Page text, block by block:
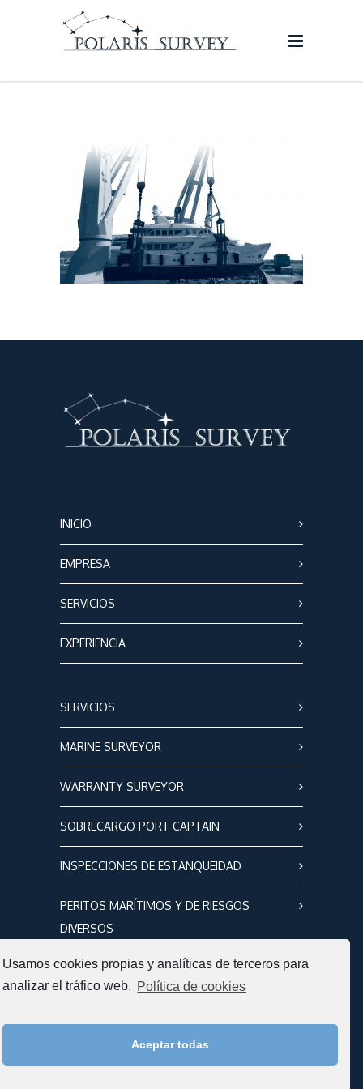
Usamos cookies propias y analíticas de terceros para
analizar el tráfico web. Política de cookies
Aceptar todas
INICIO
EMPRESA
SERVICIOS
EXPERIENCIA
SERVICIOS
MARINE SURVEYOR
WARRANTY SURVEYOR
SOBRECARGO PORT CAPTAIN
INSPECCIONES DE ESTANQUEIDAD
PERITOS MARÍTIMOS Y DE RIESGOS
DIVERSOS
CONTACTO
C/ Antonio López, 62, entresuelo
C.P. 39009 Santander, Cantabria
+34 676 303 698